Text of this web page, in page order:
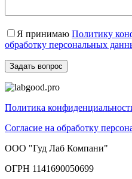
Я принимаю Политику
обработку персональных
Политика
Согласие на обработку
ООО "Гуд Лаб Компани"
ОГРН 1141690050699